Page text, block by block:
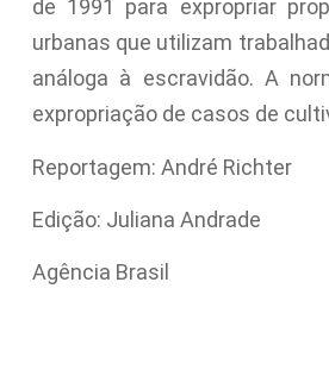
de 1991 para expropriar
urbanas que utilizam
análoga à escravidão. A
expropriação de casos de
Reportagem: André Richter
Edição: Juliana Andrade
Agência Brasil